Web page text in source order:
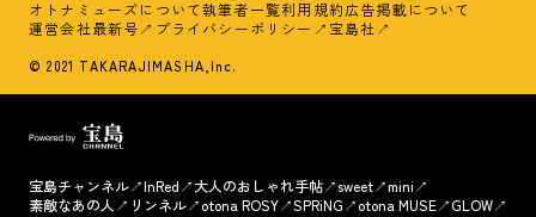
オトナミューズについて執筆者一覧利用規約広告掲載について
運営会社最新号 プライバシーポリシー 宝島社
© 2021 TAKARAJIMASHA,Inc.
宝島チャンネル InRed 大人のおしゃれ手帖 sweet
mini
素敵なあの人
リンネル otona ROSY SPRiNG otona MUSE
GLOW